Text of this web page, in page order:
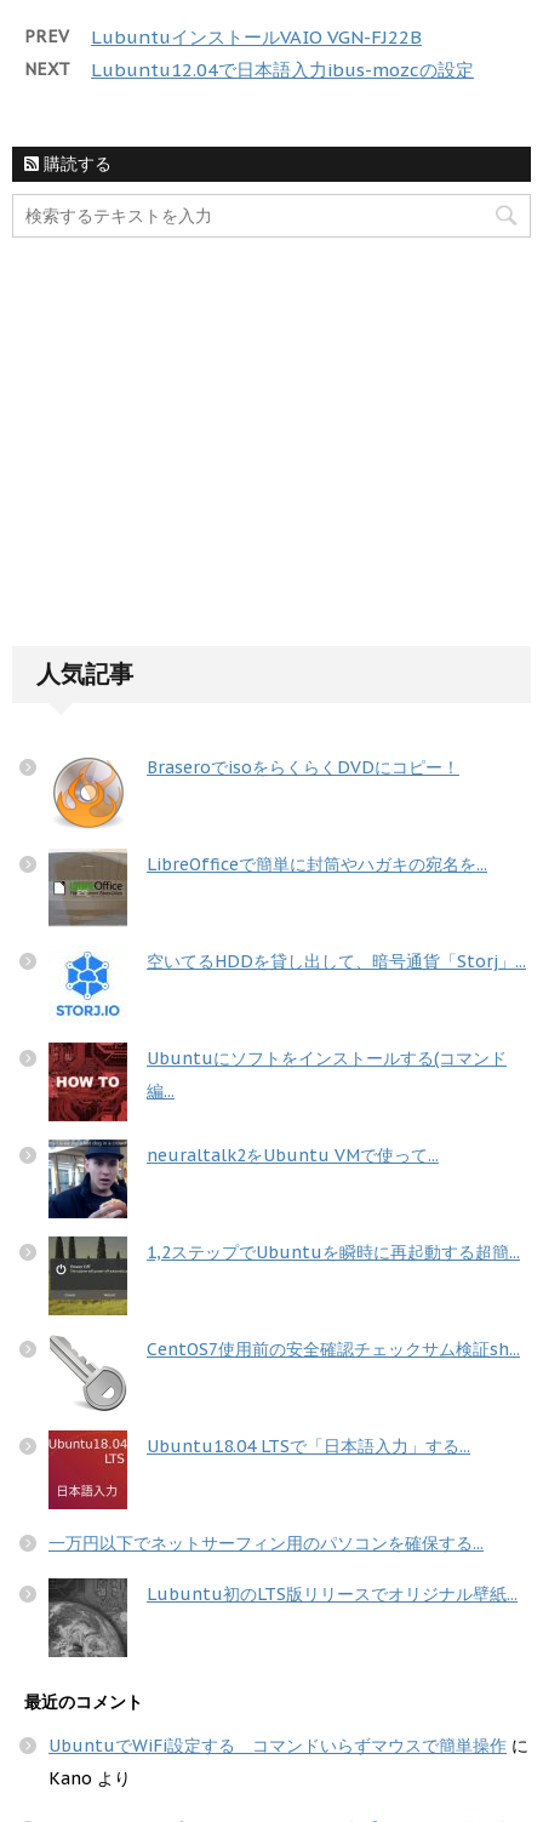
PREV LubuntuインストールVAIO VGN-FJ22B
NEXT Lubuntu12.04で日本語入力ibus-mozcの設定
購読する
人気記事
BraseroでisoをらくらくDVDにコピー！
LibreOfficeで簡単に封筒やハガキの宛名を...
空いてるHDDを貸し出して、暗号通貨「Storj」...
Ubuntuにソフトをインストールする(コマンド
編...
neuraltalk2をUbuntu VMで使って...
1,2ステップでUbuntuを瞬時に再起動する超簡...
CentOS7使用前の安全確認チェックサム検証sh...
Ubuntu18.04 LTSで「日本語入力」する...
一万円以下でネットサーフィン用のパソコンを確保する...
Lubuntu初のLTS版リリースでオリジナル壁紙...
最近のコメント
UbuntuでWiFi設定する コマンドいらずマウスで簡単操作 に
Kano より